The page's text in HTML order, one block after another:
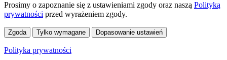
Prosimy o zapoznanie się z ustawieniami zgody oraz naszą Polityką
prywatności przed wyrażeniem zgody.
Zgoda Tylko wymagane Dopasowanie ustawień
Polityka prywatności